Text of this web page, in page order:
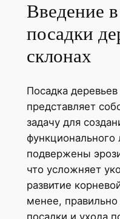
Введение
посадки
склонах
Посадка
представляет
задачу для
подвержены
что усложняет
развитие
менее,
посадки и ухода